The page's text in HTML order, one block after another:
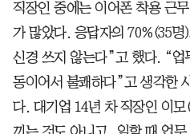
직장인 중에는 이어폰 착용 근
가 많았다. 응답자의 70%(35명
신경 쓰지 않는다”고 했다. “업
동이어서 불쾌하다”고 생각한
다. 대기업 14년 차 직장인 이